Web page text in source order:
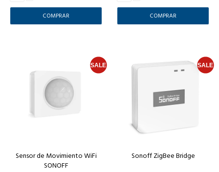
Sensor de Movimiento WiFi
SONOFF
Sonoff ZigBee Bridge